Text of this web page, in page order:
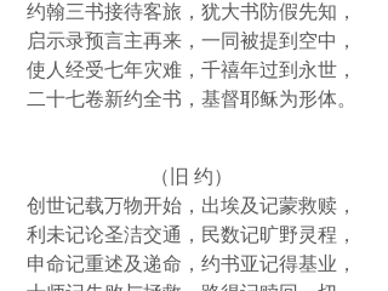
约翰三书接待客旅，犹大书防假先知，
启示录预言主再来，一同被提到空中，
使人经受七年灾难，千禧年过到永世，
二十七卷新约全书，基督耶稣为形体。
（旧 约）
创世记载万物开始，出埃及记蒙救赎，
利未记论圣洁交通，民数记旷野灵程，
申命记重述及递命，约书亚记得基业，